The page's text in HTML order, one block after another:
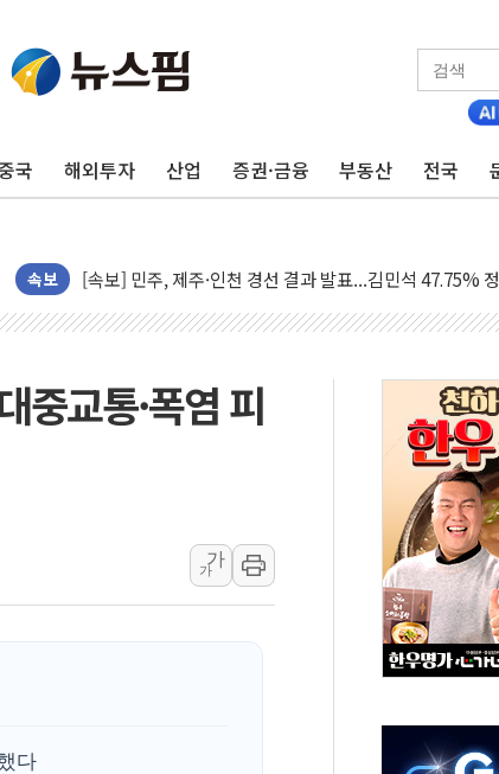
국 해외투자 산업 증권·금융 부동산 전국
속보
포항시 재난예산 40억 긴급 투입…고수온 양식장 복구·지
울진·영덕 '호우특보'-포항 '산사태 주의보'...경북도, 호
인천 합동연설회 나선 송영길·정청래·김민석 당대표 후보
김민석, 2주차 제주·인천 경선서 정청래에 승리
[속보] 민주, 제주·인천 경선 결과 발표...김민석 47.75%
[속보] 민주, 인천 경선 결과 발표...김민석 45.09% 정청
이번주 국내 주요 금융일정(8.10~8.14)
美, 이란전 출구전략 만지작…공습 한계·탄약 부족 현실
강릉·동해·삼척 시간당 최대 50㎜ 폭우…강원 동해안 강
폐기물 수거하다 참변…60대 환경미화원 수거차에 치여
서울 중랑구 주택가서 흉기 난동…60대 남성 2명 숨져
李대통령 "결혼 때문에 손해 보는 일 없게"…'결혼 페널
여수 오동도 인근 해상서 모터보트 전복…1명 사망·1명
추미애, '위안부' 피해자 기림의 날 참석..."국제적 시민
인천 선재도 갯벌서 해루질 중 실종 60대 나흘만에 숨진
'화합' 꺼낸 김민석에 '뻔뻔' 받아친 정청래…제주 연설서
중교통·폭염 피
가
가
다